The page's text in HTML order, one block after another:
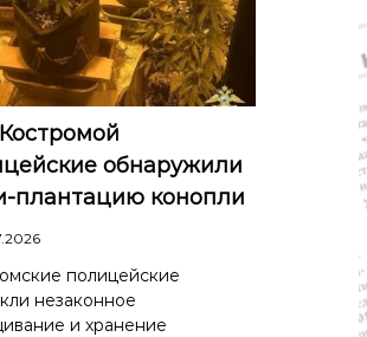
а
,
с
п
о
т
обнаружили
плантацию конопли
полицейские
незаконное
и хранение